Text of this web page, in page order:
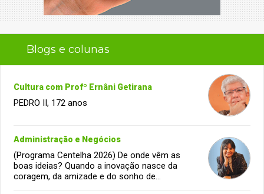
Blogs e colunas
Cultura com Profº Ernâni Getirana
PEDRO II, 172 anos
Administração e Negócios
(Programa Centelha 2026) De onde vêm as
boas ideias? Quando a inovação nasce da
coragem, da amizade e do sonho de